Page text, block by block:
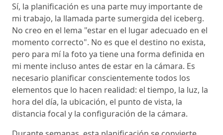
Sí, la planificación es una parte muy importante de
mi trabajo, la llamada parte sumergida del iceberg.
No creo en el lema "estar en el lugar adecuado en el
momento correcto". No es que el destino no exista,
pero para mí la foto ya tiene una forma definida en
mi mente incluso antes de estar en la cámara. Es
necesario planificar conscientemente todos los
elementos que lo hacen realidad: el tiempo, la luz, la
hora del día, la ubicación, el punto de vista, la
distancia focal y la configuración de la cámara.